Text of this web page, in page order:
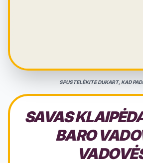
SPUSTELĖKITE DUKART, KAD
SAVAS
BARO